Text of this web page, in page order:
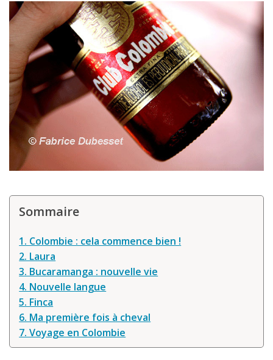
LA LETTRE
Outils pour voyageur
Sites utiles
Réserver un vol !
Le logement en voyage
Assurance voyage !
LA carte bancaire
voyage !
Louer une voiture !
L’auteur
Sommaire
1. Colombie : cela commence bien !
2. Laura
3. Bucaramanga : nouvelle vie
4. Nouvelle langue
5. Finca
6. Ma première fois à cheval
7. Voyage en Colombie